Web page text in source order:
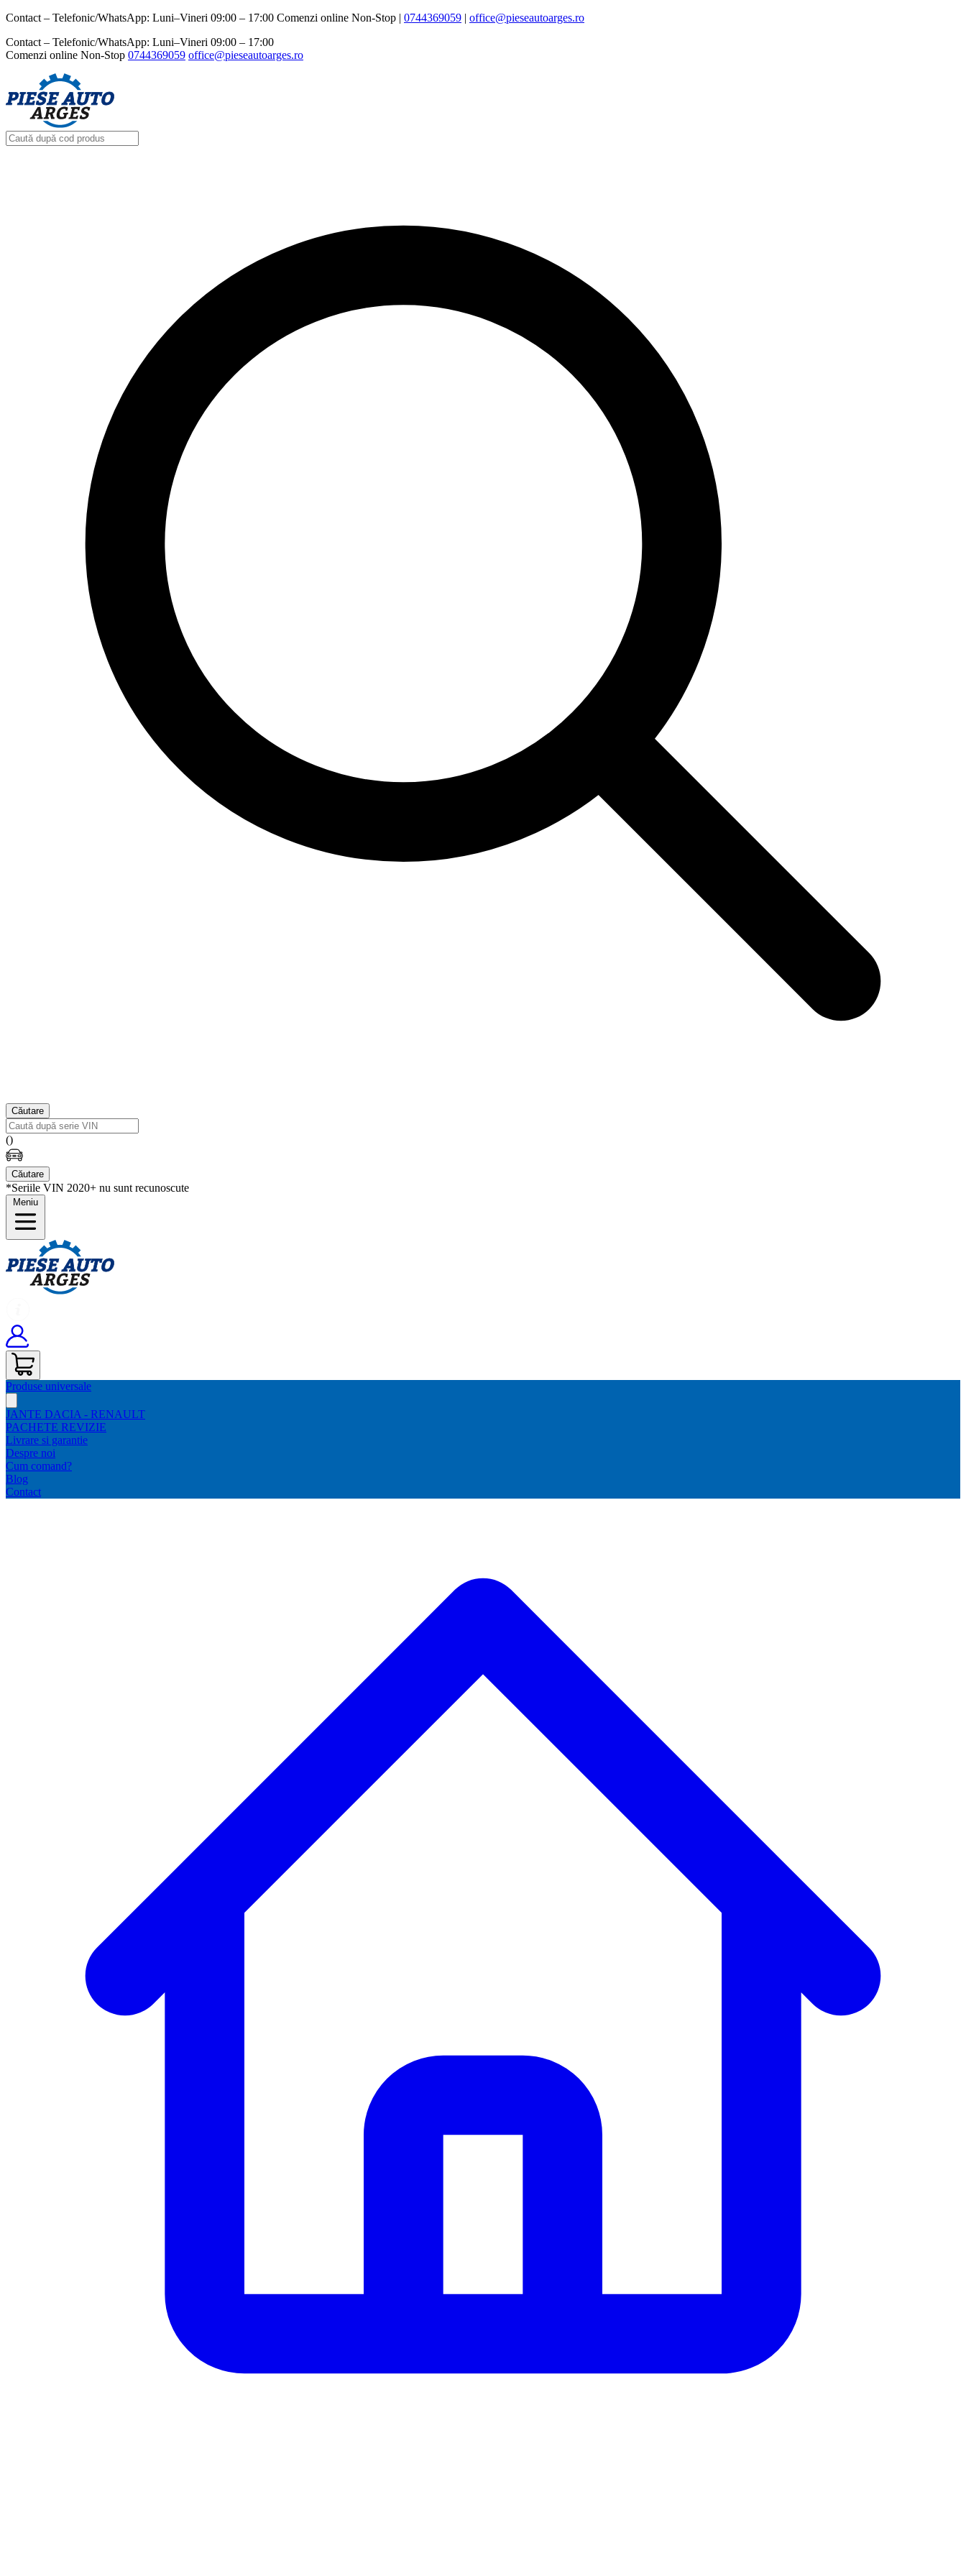
Contact – Telefonic/WhatsApp: Luni–Vineri 09:00 – 17:00 Comenzi online Non-Stop | 0744369059‬ | office@pieseautoarges.ro
Contact – Telefonic/WhatsApp: Luni–Vineri 09:00 – 17:00
Comenzi online Non-Stop 0744369059‬ office@pieseautoarges.ro
Căutare
()
Căutare
*Seriile VIN 2020+ nu sunt recunoscute
Meniu
Produse universale
JANTE DACIA - RENAULT
PACHETE REVIZIE
Livrare si garantie
Despre noi
Cum comand?
Blog
Contact